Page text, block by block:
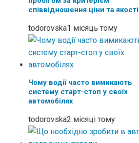
співвідношення ціни та якості
todorovska1 місяць тому
Чому водії часто вимикають
систему старт-стоп у своїх
автомобілях
todorovska2 місяці тому